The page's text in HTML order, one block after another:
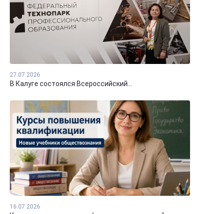
27.07.2026
В Калуге состоялся Всероссийский...
16.07.2026